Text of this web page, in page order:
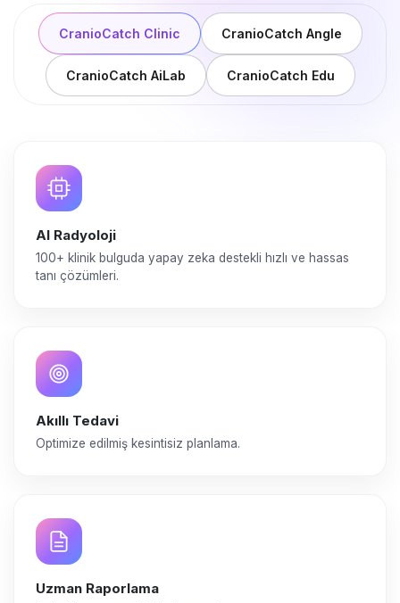
CranioCatch Clinic CranioCatch Angle
CranioCatch AiLab CranioCatch Edu
AI Radyoloji
100+ klinik bulguda yapay zeka destekli hızlı ve hassas
tanı çözümleri.
Akıllı Tedavi
Optimize edilmiş kesintisiz planlama.
Uzman Raporlama